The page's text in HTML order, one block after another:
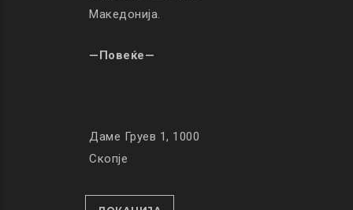
Македонија.
—Повеќе—
Даме Груев 1, 1000
Скопје